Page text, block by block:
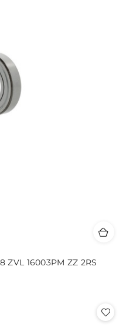
ZVL 16003PM ZZ 2RS